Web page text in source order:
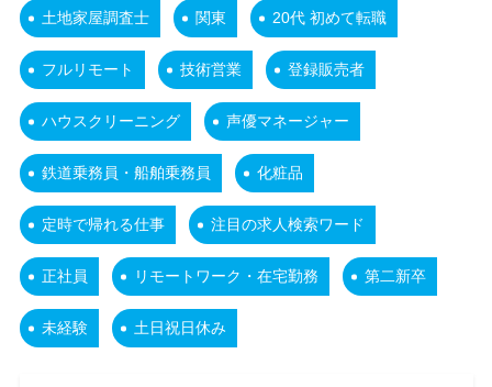
土地家屋調査士 関東 20代 初めて転職
フルリモート 技術営業 登録販売者
ハウスクリーニング 声優マネージャー
鉄道乗務員・船舶乗務員 化粧品
定時で帰れる仕事 注目の求人検索ワード
正社員 リモートワーク・在宅勤務 第二新卒
未経験 土日祝日休み